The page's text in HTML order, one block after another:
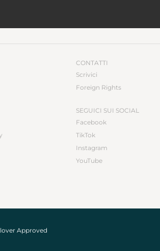
CONTATTI
Scrivici
Foreign Rights
SEGUICI SUI SOCIAL
Facebook
TikTok
Instagram
YouTube
Approved